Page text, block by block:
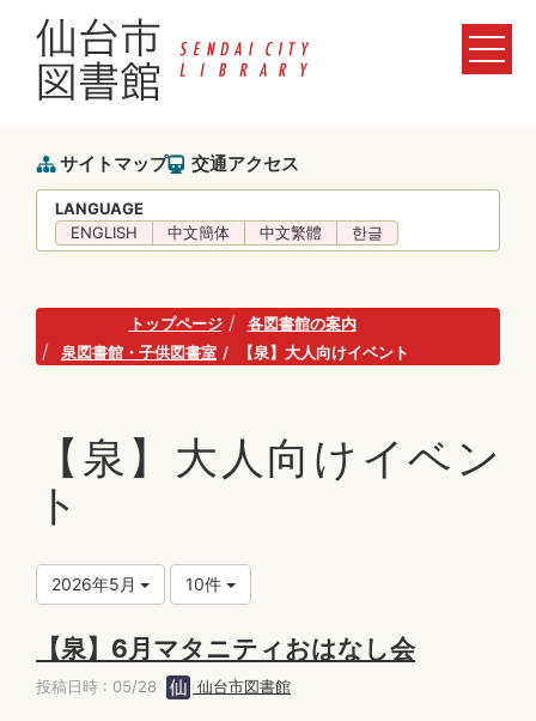
サイトマップ 交通アクセス
LANGUAGE
ENGLISH
中文簡体 中文繁體 한글
トップページ
各図書館の案内
泉図書館・子供図書室
【泉】大人向けイベント
【泉】大人向けイベン
ト
2026年5月 10件
【泉】6月マタニティおはなし会
投稿日時 : 05/28 仙台市図書館